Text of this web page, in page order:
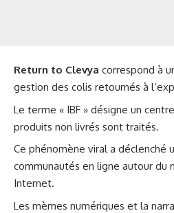
Return to Clevya correspond à
gestion des colis retournés à
Le terme « IBF » désigne un
produits non livrés sont traités.
Ce phénomène viral a déclenché
communautés en ligne autour du
Internet.
Les mèmes numériques et la